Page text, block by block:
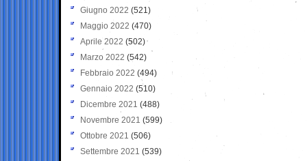
Giugno 2022 (521)
Maggio 2022 (470)
Aprile 2022 (502)
Marzo 2022 (542)
Febbraio 2022 (494)
Gennaio 2022 (510)
Dicembre 2021 (488)
Novembre 2021 (599)
Ottobre 2021 (506)
Settembre 2021 (539)